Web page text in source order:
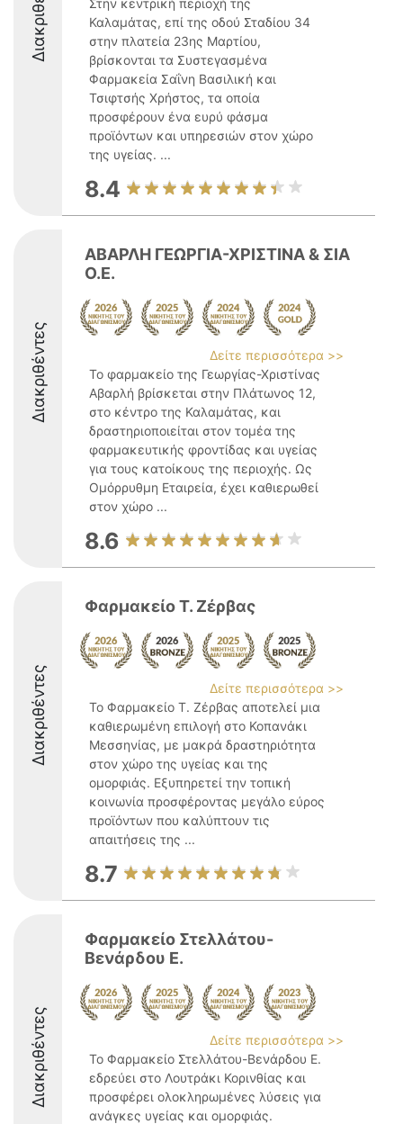
Στην κεντρική περιοχή της
Καλαμάτας, επί της οδού Σταδίου 34
στην πλατεία 23ης Μαρτίου,
βρίσκονται τα Συστεγασμένα
Φαρμακεία Σαΐνη Βασιλική και
Τσιφτσής Χρήστος, τα οποία
προσφέρουν ένα ευρύ φάσμα
προϊόντων και υπηρεσιών στον χώρο
της υγείας. ...
8.4
Διακριθέντες
ΑΒΑΡΛΗ ΓΕΩΡΓΙΑ-ΧΡΙΣΤΙΝΑ & ΣΙΑ
Ο.Ε.
Δείτε περισσότερα >>
Το φαρμακείο της Γεωργίας-Χριστίνας
Αβαρλή βρίσκεται στην Πλάτωνος 12,
στο κέντρο της Καλαμάτας, και
δραστηριοποιείται στον τομέα της
φαρμακευτικής φροντίδας και υγείας
για τους κατοίκους της περιοχής. Ως
Ομόρρυθμη Εταιρεία, έχει καθιερωθεί
στον χώρο ...
8.6
Διακριθέντες
Φαρμακείο Τ. Ζέρβας
Δείτε περισσότερα >>
Το Φαρμακείο Τ. Ζέρβας αποτελεί μια
καθιερωμένη επιλογή στο Κοπανάκι
Μεσσηνίας, με μακρά δραστηριότητα
στον χώρο της υγείας και της
ομορφιάς. Εξυπηρετεί την τοπική
κοινωνία προσφέροντας μεγάλο εύρος
προϊόντων που καλύπτουν τις
απαιτήσεις της ...
8.7
Διακριθέντες
Φαρμακείο Στελλάτου-
Βενάρδου Ε.
Δείτε περισσότερα >>
Το Φαρμακείο Στελλάτου-Βενάρδου Ε.
εδρεύει στο Λουτράκι Κορινθίας και
προσφέρει ολοκληρωμένες λύσεις για
ανάγκες υγείας και ομορφιάς.